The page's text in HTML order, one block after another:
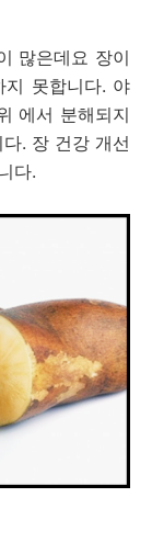
많은데요 장이
못합니다. 야
에서 분해되지
. 장 건강 개선
다.